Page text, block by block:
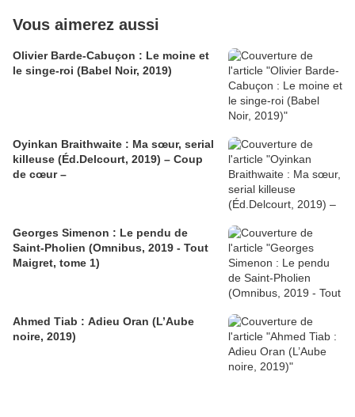
Vous aimerez aussi
Olivier Barde-Cabuçon : Le moine et
le singe-roi (Babel Noir, 2019)
Oyinkan Braithwaite : Ma sœur, serial
killeuse (Éd.Delcourt, 2019) – Coup
de cœur –
Georges Simenon : Le pendu de
Saint-Pholien (Omnibus, 2019 - Tout
Maigret, tome 1)
Ahmed Tiab : Adieu Oran (L’Aube
noire, 2019)